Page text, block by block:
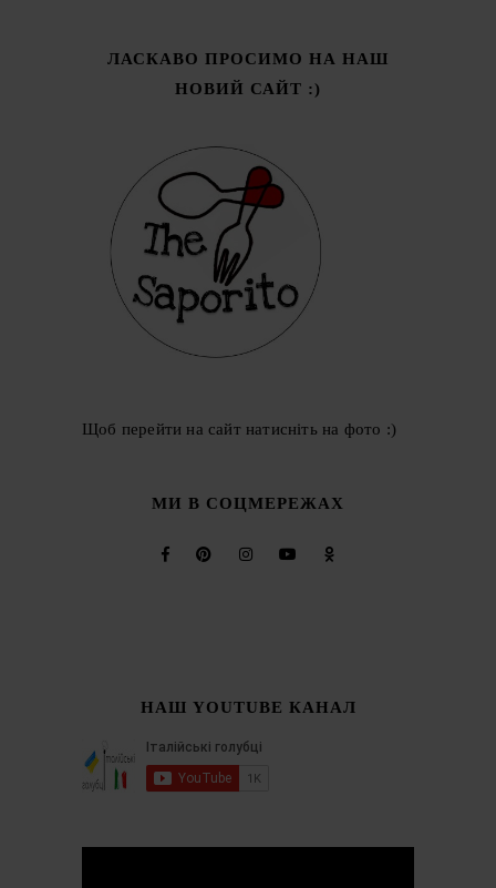
ЛАСКАВО ПРОСИМО НА НАШ
НОВИЙ САЙТ :)
Щоб перейти на сайт натисніть на фото :)
МИ В СОЦМЕРЕЖАХ
НАШ YOUTUBE КАНАЛ